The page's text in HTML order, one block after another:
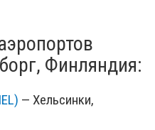
Финляндия:
— Хельсинки,